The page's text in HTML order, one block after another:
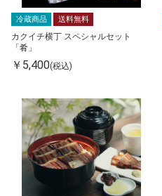
冷蔵商品 送料無料
カクイチ横丁 スペシャルセット
「肴」
￥5,400(税込)